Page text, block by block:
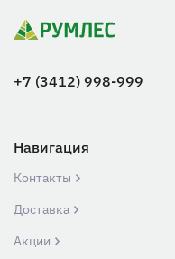
+7 (3412) 998-999
Навигация
Контакты
Доставка
Акции